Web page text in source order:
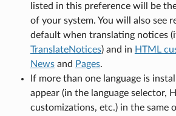
listed in this preference will be
of your system. You will also see
default when translating notices
TranslateNotices) and in HTML
Newsand Pages.
If more than one language is
appear (in the language selector,
customizations, etc.) in the same